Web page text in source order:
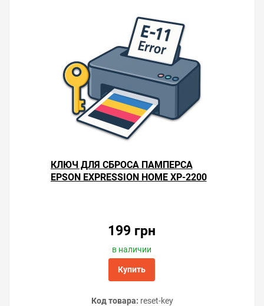
КЛЮЧ ДЛЯ СБРОСА ПАМПЕРСА
EPSON EXPRESSION HOME XP-2200
199 грн
в наличии
Купить
Код товара: reset-key